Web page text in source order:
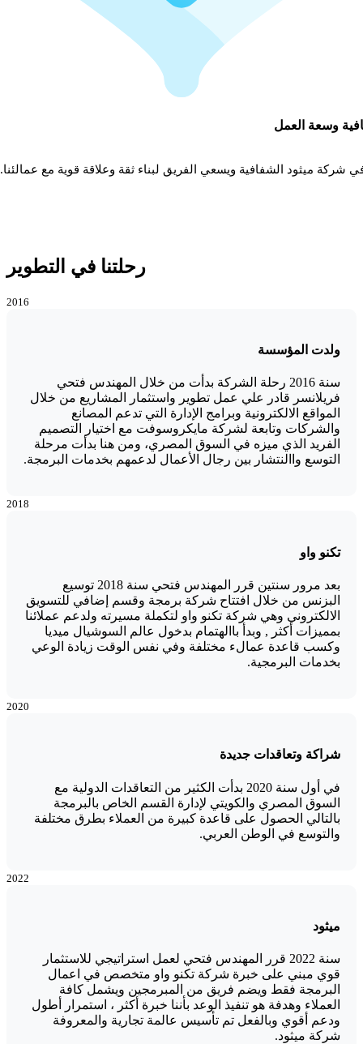
وسعة العمل
شركة ميثود الشفافية ويسعي الفريق لبناء ثقة وعلاقة قوية مع عمالئنا.
رحلتنا في التطوير
2016
ولدت المؤسسة
سنة 2016 رحلة الشركة بدأت من خلال المهندس فتحي
فريلانسر قادر علي عمل تطوير واستثمار المشاريع من خلال
المواقع الالكترونية وبرامج الإدارة التي تدعم المصانع
والشركات وتابعة لشركة مايكروسوفت مع اختيار التصميم
الفريد الذي ميزه في السوق المصري، ومن هنا بدأت مرحلة
التوسع واالنتشار بين رجال الأعمال لدعمهم بخدمات البرمجة.
2018
تكنو واو
بعد مرور سنتين قرر المهندس فتحي سنة 2018 توسيع
البزنس من خلال افتتاح شركة برمجة وقسم إضافي للتسويق
الالكتروني وهي شركة تكنو واو لتكملة مسيرته ولدعم عملائنا
بمميزات أكثر , وبدأ باالهتمام بدخول عالم السوشيال ميديا
وكسب قاعدة عمالء مختلفة وفي نفس الوقت زيادة الوعي
بخدمات البرمجية.
2020
شراكة وتعاقدات جديدة
في أول سنة 2020 بدأت الكثير من التعاقدات الدولية مع
السوق المصري والكويتي لإدارة القسم الخاص بالبرمجة
بالتالي الحصول على قاعدة كبيرة من العملاء بطرق مختلفة
والتوسع في الوطن العربي.
2022
ميثود
سنة 2022 قرر المهندس فتحي لعمل استراتيجي للاستثمار
قوي مبني على خبرة شركة تكنو واو متخصص في اعمال
البرمجة فقط ويضم فريق من المبرمجين ويشمل كافة
العملاء وهدفة هو تنفيذ الوعد بأننا خبرة أكثر ، استمرار أطول
ودعم أقوي وبالفعل تم تأسيس عالمة تجارية والمعروفة
شركة ميثود.